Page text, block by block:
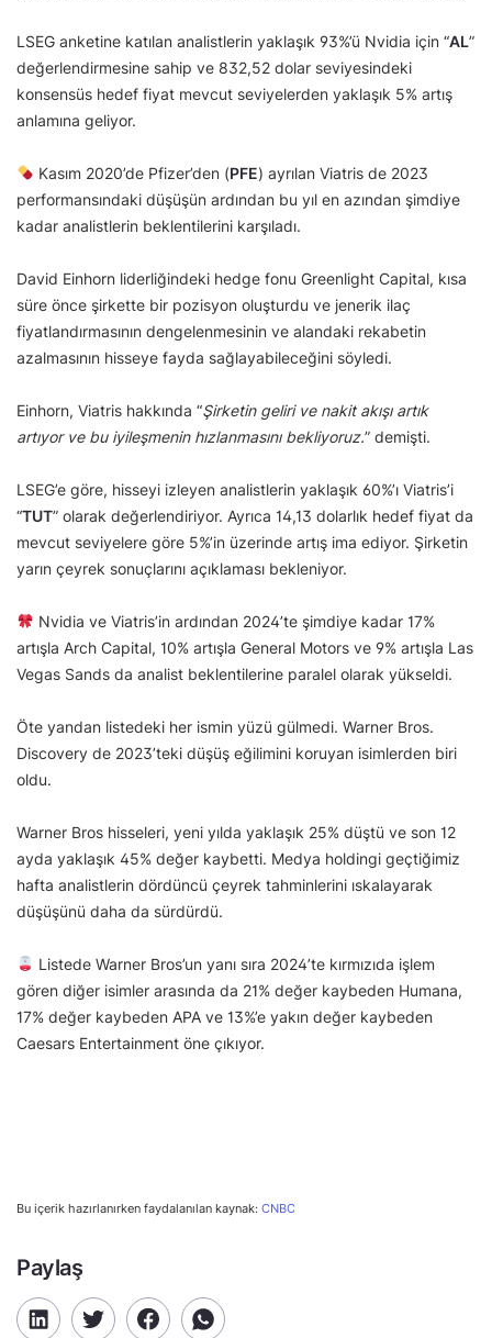
LSEG anketine katılan analistlerin yaklaşık 93%’ü Nvidia için “AL”
değerlendirmesine sahip ve 832,52 dolar seviyesindeki
konsensüs hedef fiyat mevcut seviyelerden yaklaşık 5% artış
anlamına geliyor.
Kasım 2020’de Pfizer’den (PFE) ayrılan Viatris de 2023
performansındaki düşüşün ardından bu yıl en azından şimdiye
kadar analistlerin beklentilerini karşıladı.
David Einhorn liderliğindeki hedge fonu Greenlight Capital, kısa
süre önce şirkette bir pozisyon oluşturdu ve jenerik ilaç
fiyatlandırmasının dengelenmesinin ve alandaki rekabetin
azalmasının hisseye fayda sağlayabileceğini söyledi.
Einhorn, Viatris hakkında “Şirketin geliri ve nakit akışı artık
artıyor ve bu iyileşmenin hızlanmasını bekliyoruz.” demişti.
LSEG’e göre, hisseyi izleyen analistlerin yaklaşık 60%’ı Viatris’i
“TUT” olarak değerlendiriyor. Ayrıca 14,13 dolarlık hedef fiyat da
mevcut seviyelere göre 5%’in üzerinde artış ima ediyor. Şirketin
yarın çeyrek sonuçlarını açıklaması bekleniyor.
Nvidia ve Viatris’in ardından 2024’te şimdiye kadar 17%
artışla Arch Capital, 10% artışla General Motors ve 9% artışla Las
Vegas Sands da analist beklentilerine paralel olarak yükseldi.
Öte yandan listedeki her ismin yüzü gülmedi. Warner Bros.
Discovery de 2023’teki düşüş eğilimini koruyan isimlerden biri
oldu.
Warner Bros hisseleri, yeni yılda yaklaşık 25% düştü ve son 12
ayda yaklaşık 45% değer kaybetti. Medya holdingi geçtiğimiz
hafta analistlerin dördüncü çeyrek tahminlerini ıskalayarak
düşüşünü daha da sürdürdü.
Listede Warner Bros’un yanı sıra 2024’te kırmızıda işlem
gören diğer isimler arasında da 21% değer kaybeden Humana,
17% değer kaybeden APA ve 13%’e yakın değer kaybeden
Caesars Entertainment öne çıkıyor.
Bu içerik hazırlanırken faydalanılan kaynak: CNBC
Paylaş